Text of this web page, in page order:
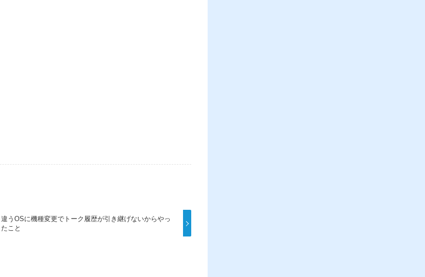
違うOSに機種変更でトーク履歴が引き継げないからやっ
たこと